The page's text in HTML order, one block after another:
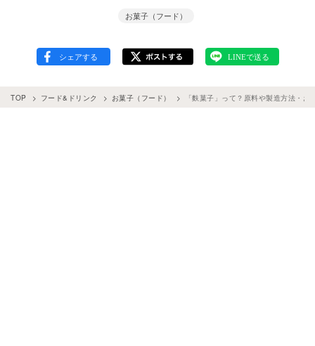
お菓子（フード）
TOP フード&ドリンク お菓子（フード） 「麩菓子」って？原料や製造方法・